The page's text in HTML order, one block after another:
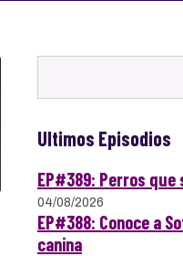
Ultimos Episodios
EP#389: Perros
04/08/2026
EP#388: Conoce a
canina